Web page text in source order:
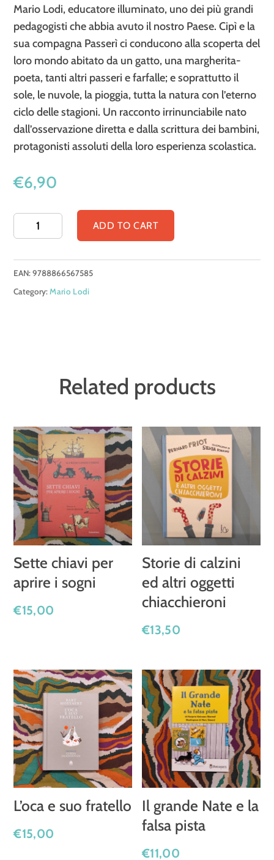
Mario Lodi, educatore illuminato, uno dei più grandi
pedagogisti che abbia avuto il nostro Paese. Cipì e la
sua compagna Passerì ci conducono alla scoperta del
loro mondo abitato da un gatto, una margherita-
poeta, tanti altri passeri e farfalle; e soprattutto il
sole, le nuvole, la pioggia, tutta la natura con l’eterno
ciclo delle stagioni. Un racconto irrinunciabile nato
dall’osservazione diretta e dalla scrittura dei bambini,
protagonisti assoluti della loro esperienza scolastica.
€6,90
quantity
ADD TO CART
EAN:9788866567585
Category:Mario Lodi
Related products
Sette chiavi per
aprire i sogni
€15,00
Storie di calzini
ed altri oggetti
chiacchieroni
€13,50
L’oca e suo fratello
€15,00
Il grande Nate e la
falsa pista
€11,00